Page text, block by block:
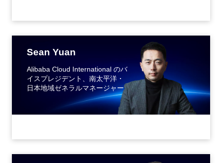
Sean Yuan
Alibaba Cloud International のバ
イスプレジデント、南太平洋・
日本地域ゼネラルマネージャー